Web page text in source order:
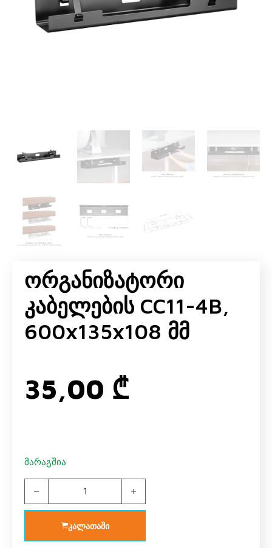
Ორგანიზატორი
Კაბელების CC11-4B,
600x135x108 Მმ
35,00 ₾
მარაგშია
ორგანიზატორი კაბელების CC11-4B, 600x135x108 მმ
კალათაში